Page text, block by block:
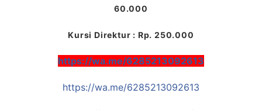
60.000
Kursi Direktur : Rp. 250.000
https://wa.me/6285213092613
https://wa.me/6285213092613